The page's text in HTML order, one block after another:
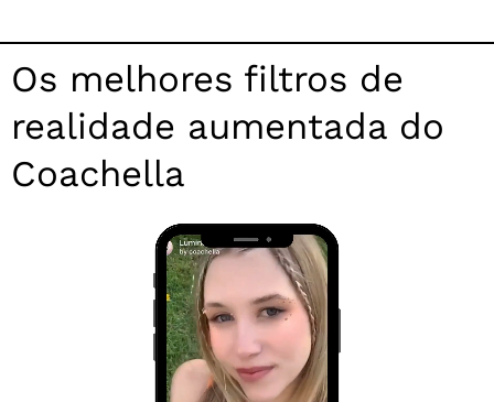
Os melhores filtros de
realidade aumentada do
Coachella